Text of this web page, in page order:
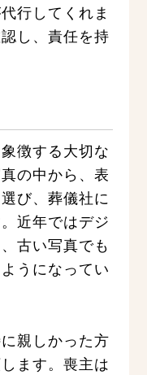
行してくれま
し、責任を持
徴する大切な
の中から、表
び、葬儀社に
近年ではデジ
古い写真でも
うになってい
親しかった方
ます。喪主は